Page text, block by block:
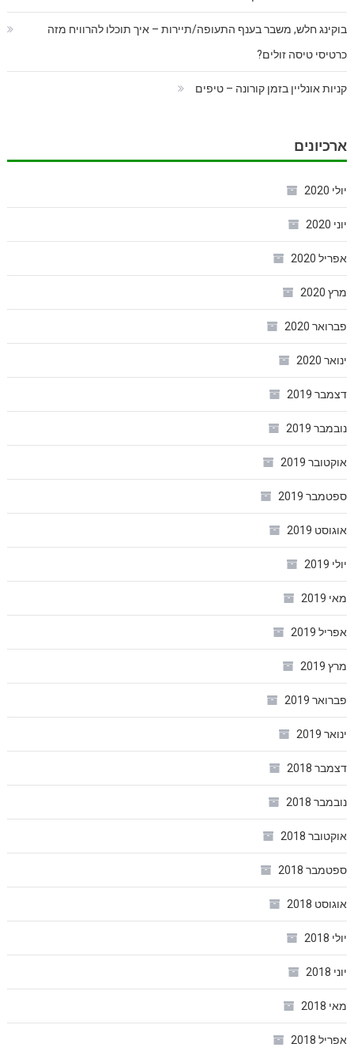
בוקינג חלש, משבר בענף התעופה/תיירות – איך תוכלו להרוויח מזה
כרטיסי טיסה זולים?
קניות אונליין בזמן קורונה – טיפים
ארכיונים
יולי 2020
יוני 2020
אפריל 2020
מרץ 2020
פברואר 2020
ינואר 2020
דצמבר 2019
נובמבר 2019
אוקטובר 2019
ספטמבר 2019
אוגוסט 2019
יולי 2019
מאי 2019
אפריל 2019
מרץ 2019
פברואר 2019
ינואר 2019
דצמבר 2018
נובמבר 2018
אוקטובר 2018
ספטמבר 2018
אוגוסט 2018
יולי 2018
יוני 2018
מאי 2018
אפריל 2018